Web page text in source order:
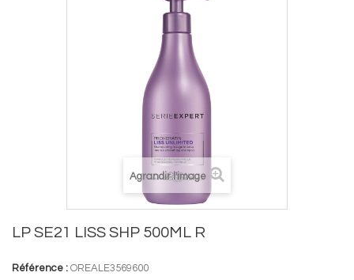
Agrandir l'image
LP SE21 LISS SHP 500ML R
Référence : OREALE3569600